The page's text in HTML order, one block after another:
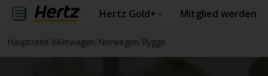
Hertz Gold+ Mitglied werden
Hauptseite Mietwagen Norwegen Rygge